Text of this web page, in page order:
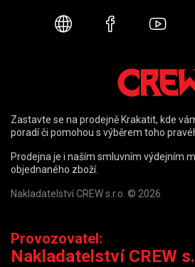
Webové stránky
Facebook
Zastavte se na prodejně Krakatit, kde
poradí či pomohou s výběrem toho
Prodejna je i naším smluvním výdejním
objednaného zboží.
Nakladatelství CREW s.r.o. © 2026
Provozovatel:
Nakladatelství CREW